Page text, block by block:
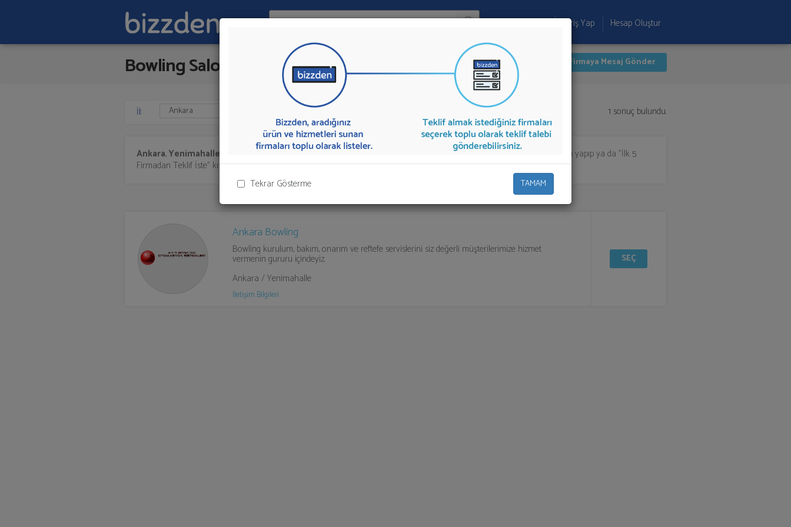
Tekrar Gösterme TAMAM
Ara:
Firma Ekle Giriş Yap Hesap Oluştur
Bowling Salonu İlk 1 Firmaya Mesaj Gönder
İl: 1 sonuç bulundu.
Ankara,Yenimahalle'de Bowling Salonlarıaşağıda listelenmektedir. Bowling Salonuteklifi almak için listeden seçim yapıp ya da "İlk 5
Firmadan Teklif İste" kısmından toplu olarak teklif talebinizi firmalara aktarabilirsiniz.
Ankara Bowling
Bowling kurulum, bakım, onarım ve reftefe servislerini siz değerli müşterilerimize hizmet
vermenin gururu içindeyiz.
Ankara / Yenimahalle
İletişim Bilgileri
SEÇ